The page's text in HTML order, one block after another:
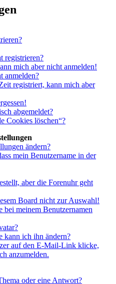
registrieren?
mich aber nicht anmelden!
anmelden?
registriert, kann mich aber
abgemeldet?
Cookies löschen“?
ändern?
mein Benutzername in der
aber die Forenuhr geht
Board nicht zur Auswahl!
bei meinem Benutzernamen
kann ich ihn ändern?
auf den E-Mail-Link klicke,
anzumelden.
oder eine Antwort?